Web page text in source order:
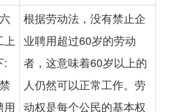
上
:
用
根据劳动法，没有禁止企
业聘用超过60岁的劳动
者，这意味着60岁以上的
人仍然可以正常工作。劳
动权是每个公民的基本权